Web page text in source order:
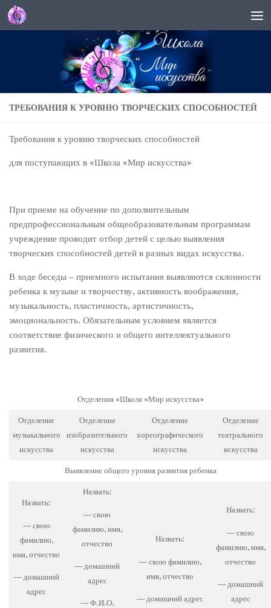
Перейти к содержимому
ТРЕБОВАНИЯ К УРОВНЮ ТВОРЧЕСКИХ СПОСОБНОСТЕЙ
Требования к уровню творческих способностей
для поступающих в «Школа «Мир искусства»
При приеме на обучение по дополнительным
предпрофессиональным общеобразовательным программам
учреждение проводит отбор детей с целью выявления
творческих способностей детей в разных видах искусства.
В ходе беседы – приемного испытания выявляются склонности
ребенка к музыке и творчеству, активность воображения,
музыкальность, пластичность, артистичность,
эмоциональность. Обязательным условием является
соответствие физического и общего интеллектуального
развития.
Отделения «Школа «Мир искусства»
Отделение
музыкального
искусства
Отделение
изобразительного
искусства
Отделение
хореографического
искусства
Отделение
театрального
искусства
Выявление общего уровня развития ребенка
Назвать:
— свою
фамилию,
имя, отчество
— домашний
адрес
Назвать:
— свою
фамилию, имя,
отчество
— домашний
адрес
— Ф.И.О.
Назвать:
— свою фамилию,
имя, отчество
— домашний адрес
Назвать:
— свою
фамилию, имя,
отчество
— домашний
адрес